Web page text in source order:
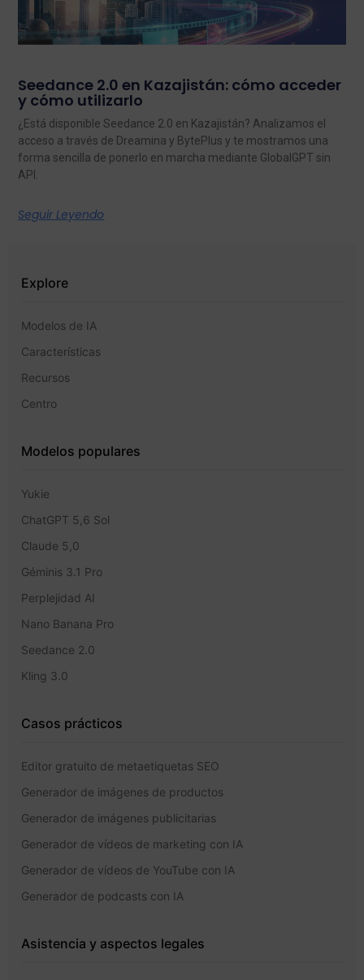
Seedance 2.0 en Kazajistán: cómo acceder
y cómo utilizarlo
¿Está disponible Seedance 2.0 en Kazajistán? Analizamos el
acceso a través de Dreamina y BytePlus y te mostramos una
forma sencilla de ponerlo en marcha mediante GlobalGPT sin
API.
Seguir Leyendo
Explore
Modelos de IA
Características
Recursos
Centro
Modelos populares
Yukie
ChatGPT 5,6 Sol
Claude 5,0
Géminis 3.1 Pro
Perplejidad AI
Nano Banana Pro
Seedance 2.0
Kling 3.0
Casos prácticos
Editor gratuito de metaetiquetas SEO
Generador de imágenes de productos
Generador de imágenes publicitarias
Generador de vídeos de marketing con IA
Generador de vídeos de YouTube con IA
Generador de podcasts con IA
Asistencia y aspectos legales